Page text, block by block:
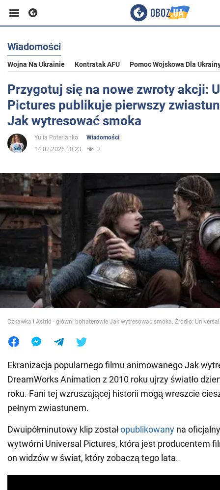
Biznes
Sport
Rozrywka
Życie
Polityka
Społeczeństwo
Wojna na Ukrainie
Świat
Jedzenie
Wiadomości
Wojna Na Ukrainie Kontratak AFU Pomoc Wojskowa Dla
Przygotuj się na nowe zwroty akcji:
Pictures publikuje pierwszy
Jak wytresować smoka
Yulia Poterianko
Wiadomości
14.02.2025 10:23
2
Czkawka i Astrid - główni bohaterowie Jak wytresować smoka. Źródło:
Ekranizacja popularnego filmu animowanego Jak
DreamWorks Animation z 2010 roku ujrzy światło
roku. Fani tej wzruszającej historii mogą wreszcie
pełnym zwiastunem.
Dwuipółminutowy klip zostałopublikowany na
wytwórni Universal Pictures, która jest producentem
on widzów w świat, który zobaczą tego lata.